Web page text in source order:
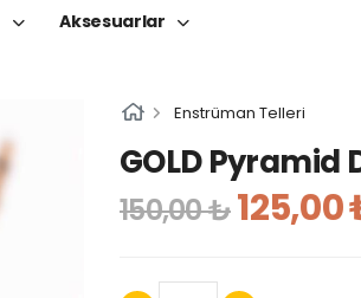
Aksesuarlar
Enstrüman Telleri
GOLD Pyramid
150,00 ₺125,00